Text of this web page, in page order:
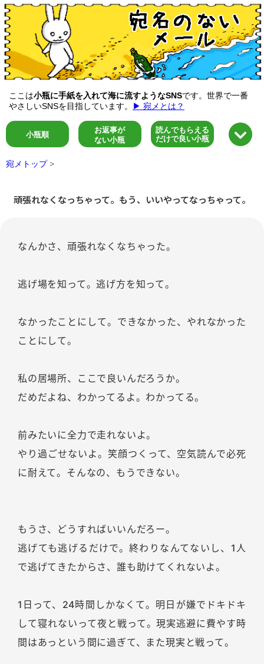
ここは小瓶に手紙を入れて海に流すようなSNSです。世界で一番
やさしいSNSを目指しています。
▶ 宛メとは？
小瓶順
お返事が
ない小瓶
読んでもらえる
だけで良い小瓶
宛メトップ >
頑張れなくなっちゃって。もう、いいやってなっちゃって。
なんかさ、頑張れなくなちゃった。
逃げ場を知って。逃げ方を知って。
なかったことにして。できなかった、やれなかった
ことにして。
私の居場所、ここで良いんだろうか。
だめだよね、わかってるよ。わかってる。
前みたいに全力で走れないよ。
やり過ごせないよ。笑顔つくって、空気読んで必死
に耐えて。そんなの、もうできない。
もうさ、どうすればいいんだろー。
逃げても逃げるだけで。終わりなんてないし、1人
で逃げてきたからさ、誰も助けてくれないよ。
1日って、24時間しかなくて。明日が嫌でドキドキ
して寝れないって夜と戦って。現実逃避に費やす時
間はあっという間に過ぎて、また現実と戦って。